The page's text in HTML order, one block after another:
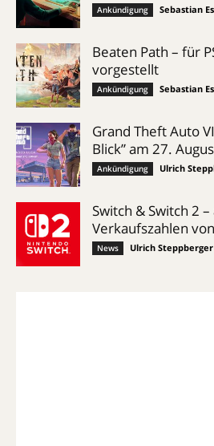
Ankündigung Sebastian
Beaten Path – für
vorgestellt
Ankündigung Sebastian
Grand Theft Auto
Blick” am 27.
Ankündigung Ulrich
Switch & Switch 2
Verkaufszahlen
News Ulrich Steppberger